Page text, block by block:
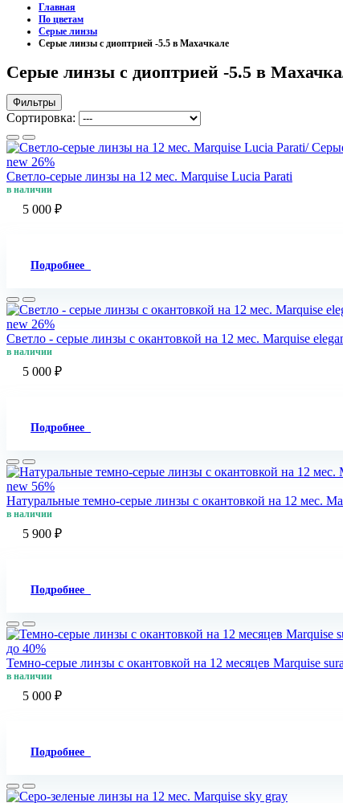
Главная
По цветам
Серые линзы
Серые линзы с диоптрией -5.5 в Махачкале
Серые линзы с диоптрией -5.5 в
Фильтры
Сортировка:
new 26%
Светло-серые линзы на 12 мес. Marquise Lucia Parati
в наличии
5 000 ₽
Подробнее
new 26%
Светло - cерые линзы c окантовкой на 12 мес. Marquise
в наличии
5 000 ₽
Подробнее
new 56%
Натуральные темно-серые линзы c окантовкой на 12 мес.
в наличии
5 900 ₽
Подробнее
до 40%
Темно-серые линзы с окантовкой на 12 месяцев Marquise
в наличии
5 000 ₽
Подробнее